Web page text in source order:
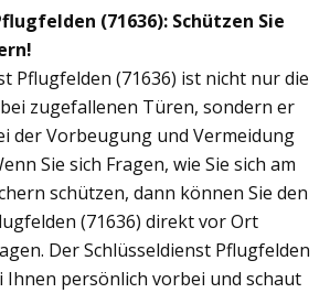
(71636): Schützen Sie
Pflugfelden (71636) ist nicht nur die
zugefallenen Türen, sondern er
der Vorbeugung und Vermeidung
Sie sich Fragen, wie Sie sich am
schützen, dann können Sie den
(71636) direkt vor Ort
Der Schlüsseldienst Pflugfelden
Ihnen persönlich vorbei und schaut